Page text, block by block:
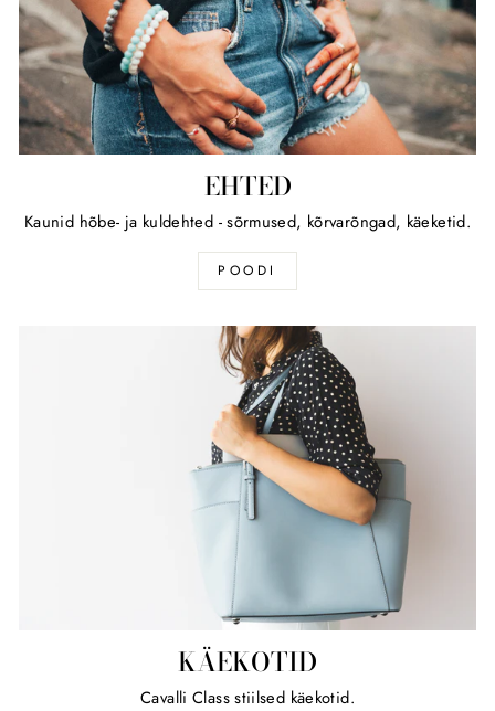
EHTED
Kaunid hõbe- ja kuldehted - sõrmused, kõrvarõngad, käeketid.
POODI
KÄEKOTID
Cavalli Class stiilsed käekotid.